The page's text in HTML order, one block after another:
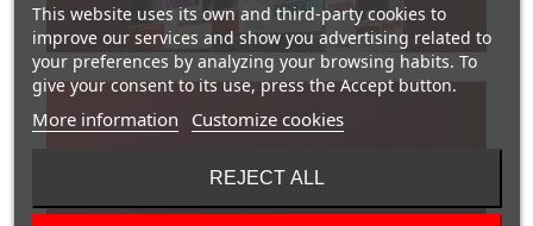
This website uses its own and third-party cookies to
improve our services and show you advertising related to
your preferences by analyzing your browsing habits. To
give your consent to its use, press the Accept button.
More information Customize cookies
REJECT ALL